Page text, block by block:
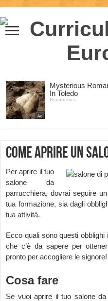
Come aprire un
Per aprire il tuo
salone da
parrucchiera, dovrai seguire
tua formazione, sia dagli
tua attività.
Ecco quali sono questi
che c’è da sapere per
pronto per accogliere le signore!
Cosa fare
Se vuoi aprire il tuo salone